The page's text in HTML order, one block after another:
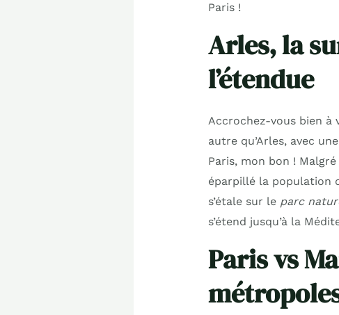
Paris !
Arles, la
l’étendue
Accrochez-vous bien à
autre qu’Arles, avec
Paris, mon bon !
éparpillé la population
s’étale sur le parc
s’étend jusqu’à la
Paris vs